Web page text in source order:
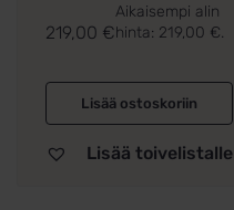
219,00 €
Aikaisempi alin
hinta: 219,00 €.
Lisää ostoskoriin
Lisää toivelistalle